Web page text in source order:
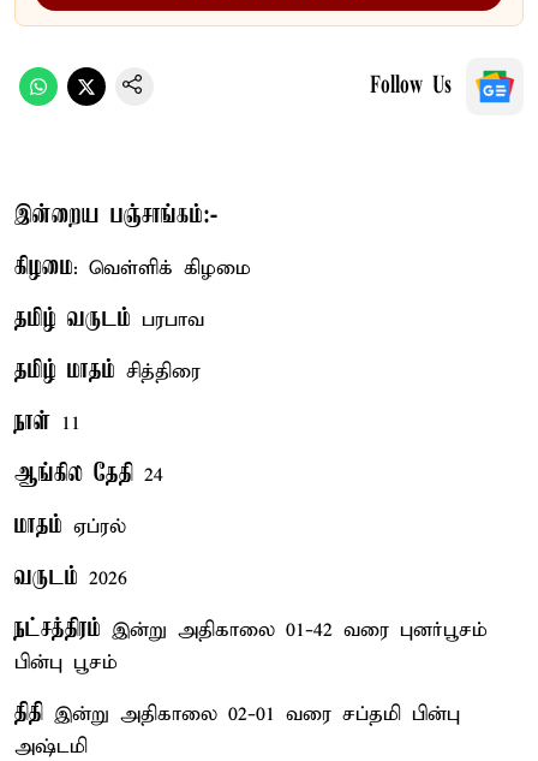
Follow Us
இன்றைய பஞ்சாங்கம்:-
கிழமை: வெள்ளிக் கிழமை
தமிழ் வருடம் பரபாவ
தமிழ் மாதம் சித்திரை
நாள் 11
ஆங்கில தேதி 24
மாதம் ஏப்ரல்
வருடம் 2026
நட்சத்திரம் இன்று அதிகாலை 01-42 வரை புனர்பூசம்
பின்பு பூசம்
திதி இன்று அதிகாலை 02-01 வரை சப்தமி பின்பு
அஷ்டமி